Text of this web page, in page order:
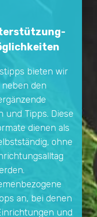
bieten wir
den
und Tipps. Diese
dienen als
ohne
an, bei denen
und